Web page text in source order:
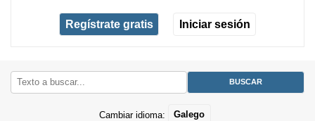
Regístrate gratis Iniciar sesión
Cambiar idioma: Galego